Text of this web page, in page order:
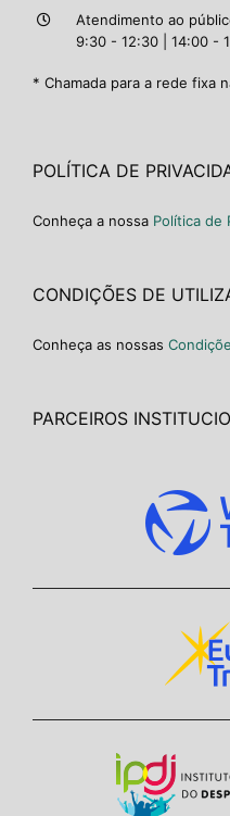
Atendimento ao
9:30 - 12:30 | 14:00 -
* Chamada para a rede fixa
POLÍTICA DE
Conheça a nossa Política de
CONDIÇÕES DE
Conheça as nossas
PARCEIROS